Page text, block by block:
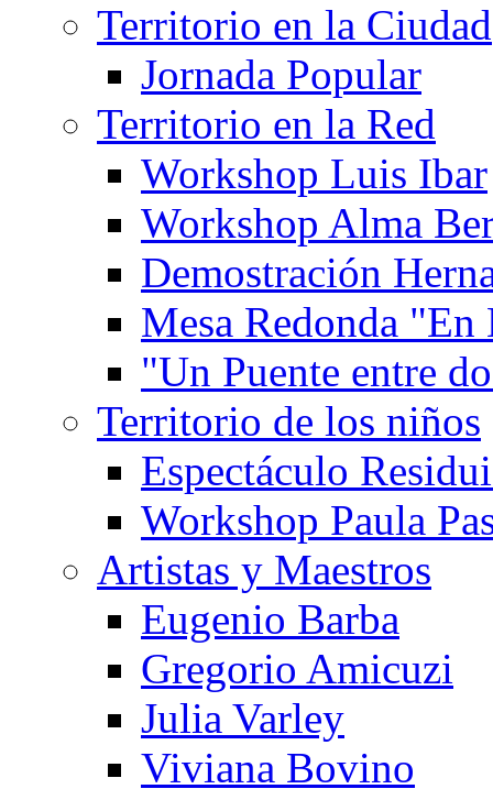
Territorio en la Ciudad
Jornada Popular
Territorio en la Red
Workshop Luis Ibar
Workshop Alma
Demostración
Mesa Redonda
"Un Puente entre
Territorio de los niños
Espectáculo
Workshop Paula
Artistas y Maestros
Eugenio Barba
Gregorio Amicuzi
Julia Varley
Viviana Bovino